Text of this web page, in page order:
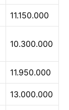
11.150.000
10.300.000
11.950.000
13.000.000